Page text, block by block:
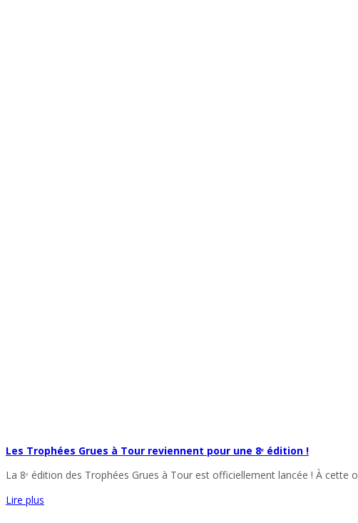
Les Trophées Grues à Tour reviennent pour une 8ᵉ édition !
La 8ᵉ édition des Trophées Grues à Tour est officiellement lancée ! À cette
Lire plus